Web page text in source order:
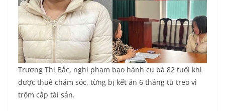
Trương Thị Bắc, nghi phạm bạo hành cụ bà 82 tuổi khi
được thuê chăm sóc, từng bị kết án 6 tháng tù treo vì
trộm cắp tài sản.